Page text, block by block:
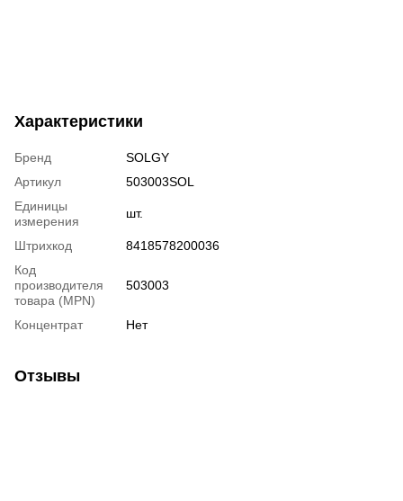
Характеристики
Бренд
SOLGY
Артикул
503003SOL
Единицы
измерения
шт.
Штрихкод
8418578200036
Код
производителя
товара (MPN)
503003
Концентрат Нет
Отзывы